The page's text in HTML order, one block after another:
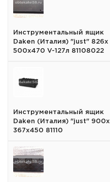
Инструментальный ящик
Daken (Италия) "just" 826х
500х470 V-127л 81108022
Инструментальный ящик
Daken (Италия) "just" 900х
367х450 81110